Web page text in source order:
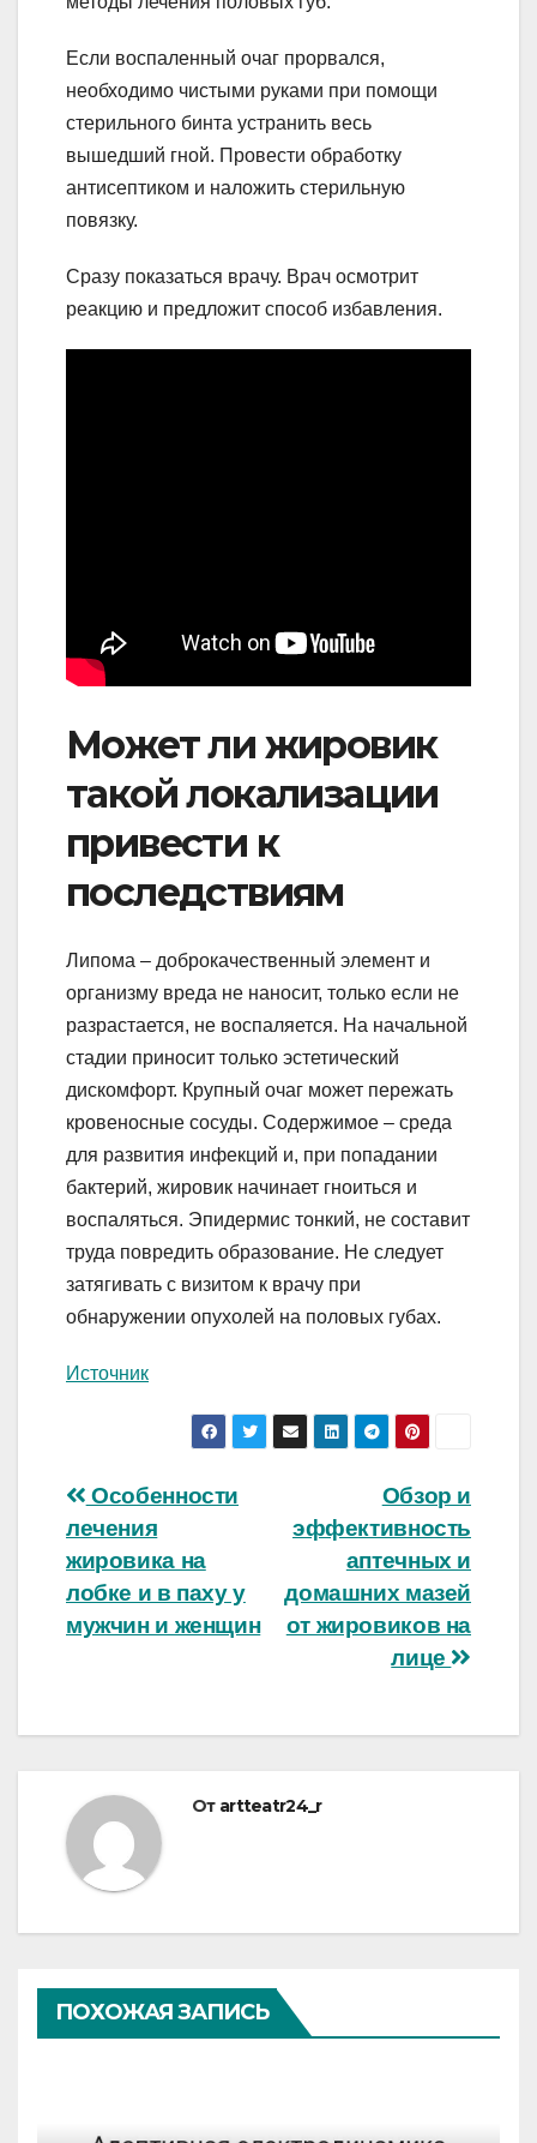
Если воспаленный очаг прорвался,
необходимо чистыми руками при помощи
стерильного бинта устранить весь
вышедший гной. Провести обработку
антисептиком и наложить стерильную
повязку.
Сразу показаться врачу. Врач осмотрит
реакцию и предложит способ избавления.
Может ли жировик
такой локализации
привести к
последствиям
Липома – доброкачественный элемент и
организму вреда не наносит, только если не
разрастается, не воспаляется. На начальной
стадии приносит только эстетический
дискомфорт. Крупный очаг может пережать
кровеносные сосуды. Содержимое – среда
для развития инфекций и, при попадании
бактерий, жировик начинает гноиться и
воспаляться. Эпидермис тонкий, не составит
труда повредить образование. Не следует
затягивать с визитом к врачу при
обнаружении опухолей на половых губах.
Источник
Навигация
по
записям
Обзор и
эффективность
аптечных и
домашних мазей
от жировиков на
лице
Особенности
лечения
жировика на
лобке и в паху у
мужчин и женщин
От artteatr24_r
ПОХОЖАЯ ЗАПИСЬ